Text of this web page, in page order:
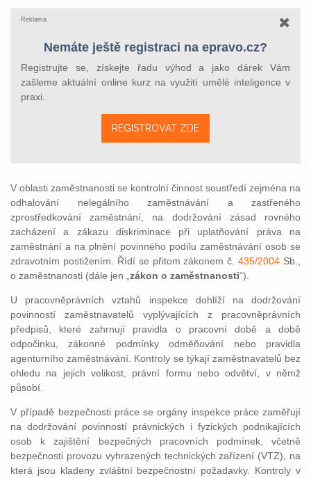
Reklama
Nemáte ještě registraci na epravo.cz?
Registrujte se, získejte řadu výhod a jako dárek Vám
zašleme aktuální online kurz na využití umělé inteligence v
praxi.
REGISTROVAT ZDE
V oblasti zaměstnanosti se kontrolní činnost soustředí zejména na
odhalování nelegálního zaměstnávání a zastřeného
zprostředkování zaměstnání, na dodržování zásad rovného
zacházení a zákazu diskriminace při uplatňování práva na
zaměstnání a na plnění povinného podílu zaměstnávání osob se
zdravotním postižením. Řídí se přitom zákonem č.435/2004 Sb.,
o zaměstnanosti (dále jen „ zákon o zaměstnanosti“).
U pracovněprávních vztahů inspekce dohlíží na dodržování
povinností zaměstnavatelů vyplývajících z pracovněprávních
předpisů, které zahrnují pravidla o pracovní době a době
odpočinku, zákonné podmínky odměňování nebo pravidla
agenturního zaměstnávání. Kontroly se týkají zaměstnavatelů bez
ohledu na jejich velikost, právní formu nebo odvětví, v němž
působí.
V případě bezpečnosti práce se orgány inspekce práce zaměřují
na dodržování povinností právnických i fyzických podnikajících
osob k zajištění bezpečných pracovních podmínek, včetně
bezpečnosti provozu vyhrazených technických zařízení (VTZ), na
která jsou kladeny zvláštní bezpečnostní požadavky. Kontroly v